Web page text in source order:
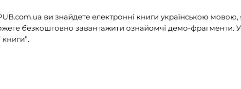
(527)
ви знайдете електронні книги українською мовою,
безкоштовно завантажити ознайомчі демо-фрагменти.
книги”.